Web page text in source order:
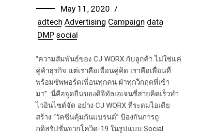
May 11, 2020
adtech Advertising Campaign data
DMP social
“ความสัมพันธ์ของ CJ WORX กับลูกค้า ไม่ใช่แค่
คู่ค้าธุรกิจ แต่เราคือเพื่อนคู่คิด เราคือเพื่อนที่
พร้อมซัพพอร์ตเพื่อนทุกคน ฝ่าทุกวิกฤตที่เข้า
มา” นี่คือจุดยืนของดิจิทัลเอเจนซี่สายคิดเร็วทำ
ไวอินไซต์จัด อย่าง CJ WORX ที่ระดมไอเดีย
สร้าง “วัคซีนคุ้มกันแบรนด์” ป้องกันการถู
กดิสรัปชั่นจากโควิด-19 ในรูปแบบ Social